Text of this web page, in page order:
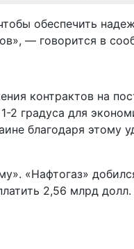
обеспечить
— говорится в
контрактов на
градуса для
благодаря этому
«Нафтогаз»
2,56 млрд долл.